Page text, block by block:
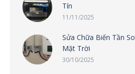
Tín
11/11/2025
Sửa Chữa Biến Tần
Mặt Trời
30/10/2025